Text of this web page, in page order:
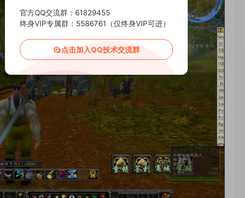
官方QQ交流群：61829455
终身VIP专属群：5586761（仅终身VIP可进）
点击加入QQ技术交流群